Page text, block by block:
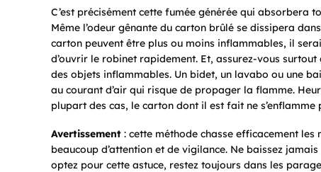
C’est précisément cette fumée générée qui absorbera
Même l’odeur gênante du carton brûlé se dissipera
carton peuvent être plus ou moins inflammables, il
d’ouvrir le robinet rapidement. Et, assurez-vous
des objets inflammables. Un bidet, un lavabo ou une
au courant d’air qui risque de propager la flamme.
plupart des cas, le carton dont il est fait ne
Avertissement : cette méthode chasse efficacement les
beaucoup d’attention et de vigilance. Ne baissez
optez pour cette astuce, restez toujours dans les